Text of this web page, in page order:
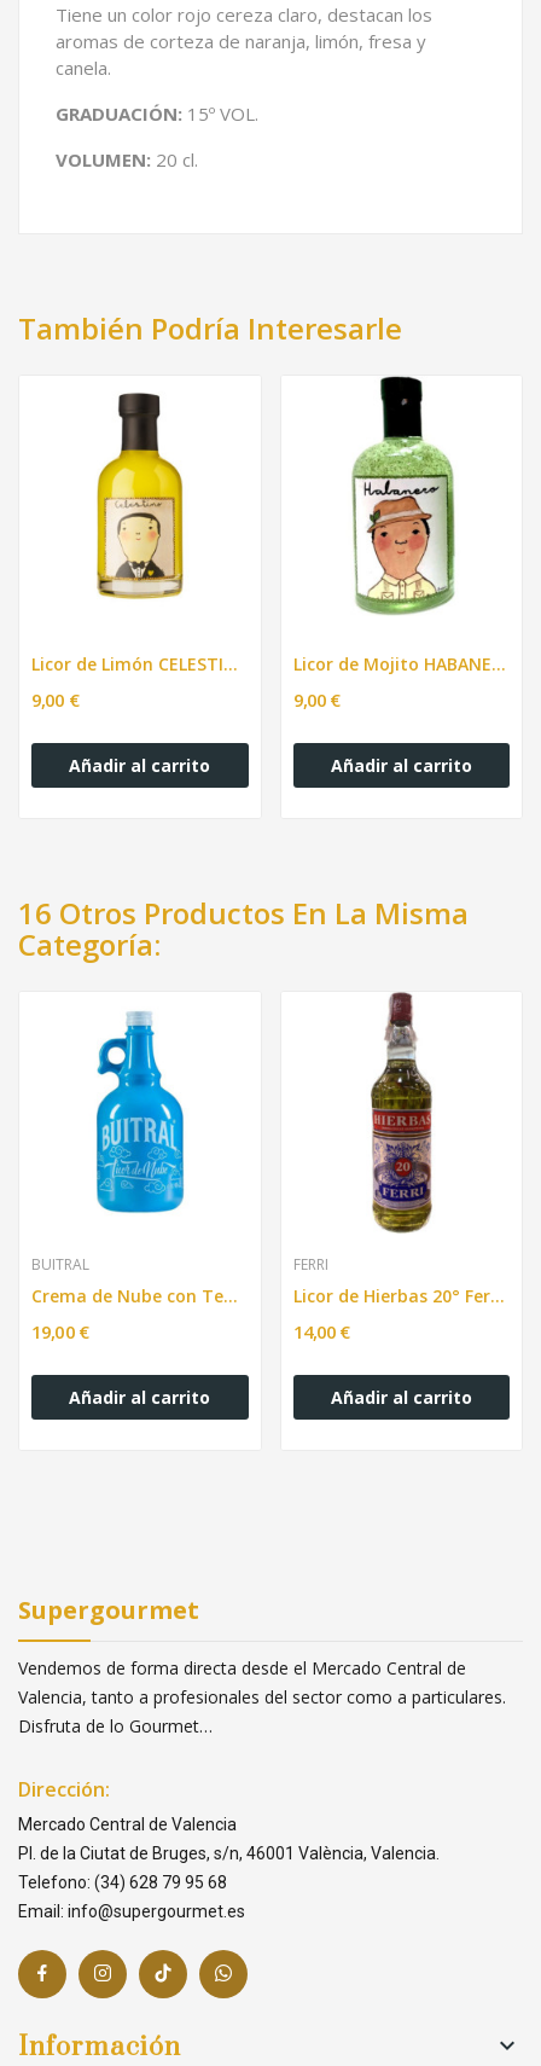
Tiene un color rojo cereza claro, destacan los
aromas de corteza de naranja, limón, fresa y
canela.
GRADUACIÓN: 15º VOL.
VOLUMEN: 20 cl.
También Podría Interesarle
Licor de Limón CELESTINO 200ml
9,00 €
Añadir al carrito
Licor de Mojito HABANERO 200ml
9,00 €
Añadir al carrito
16 Otros Productos En La Misma
Categoría:
BUITRAL
Crema de Nube con Tequila BUITRAL 1L
19,00 €
Añadir al carrito
FERRI
Licor de Hierbas 20° Ferri 1L
14,00 €
Añadir al carrito
Supergourmet
Vendemos de forma directa desde el Mercado Central de
Valencia, tanto a profesionales del sector como a particulares.
Disfruta de lo Gourmet…
Dirección:
Mercado Central de Valencia
Pl. de la Ciutat de Bruges, s/n, 46001 València, Valencia.
Telefono: (34) 628 79 95 68
Email: info@supergourmet.es
Información 